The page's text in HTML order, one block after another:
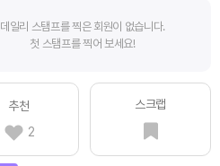
데일리 스탬프를 찍은 회원이 없습니다.
첫 스탬프를 찍어 보세요!
추천
2
스크랩